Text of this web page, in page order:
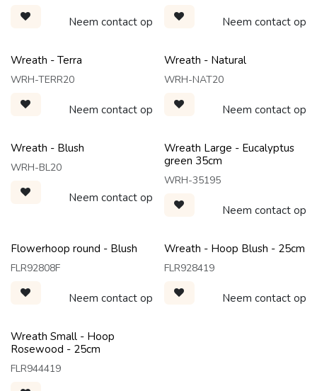
Neem contact op Neem contact op
Wreath - Terra
WRH-TERR20
Neem contact op
Wreath - Natural
WRH-NAT20
Neem contact op
Wreath - Blush
WRH-BL20
Neem contact op
Wreath Large - Eucalyptus
green 35cm
WRH-35195
Neem contact op
Flowerhoop round - Blush
FLR92808F
Neem contact op
Wreath - Hoop Blush - 25cm
FLR928419
Neem contact op
Wreath Small - Hoop
Rosewood - 25cm
FLR944419